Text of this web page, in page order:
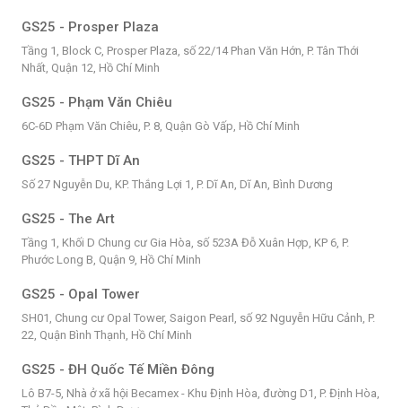
GS25 - Prosper Plaza
Tầng 1, Block C, Prosper Plaza, số 22/14 Phan Văn Hớn, P. Tân Thới
Nhất, Quận 12, Hồ Chí Minh
GS25 - Phạm Văn Chiêu
6C-6D Phạm Văn Chiêu, P. 8, Quận Gò Vấp, Hồ Chí Minh
GS25 - THPT Dĩ An
Số 27 Nguyễn Du, KP. Thắng Lợi 1, P. Dĩ An, Dĩ An, Bình Dương
GS25 - The Art
Tầng 1, Khối D Chung cư Gia Hòa, số 523A Đỗ Xuân Hợp, KP 6, P.
Phước Long B, Quận 9, Hồ Chí Minh
GS25 - Opal Tower
SH01, Chung cư Opal Tower, Saigon Pearl, số 92 Nguyễn Hữu Cảnh, P.
22, Quận Bình Thạnh, Hồ Chí Minh
GS25 - ĐH Quốc Tế Miền Đông
Lô B7-5, Nhà ở xã hội Becamex - Khu Định Hòa, đường D1, P. Định Hòa,